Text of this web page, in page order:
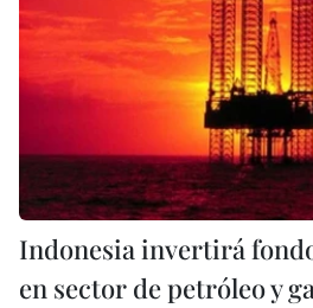
Indonesia invertirá
en sector de petróleo y